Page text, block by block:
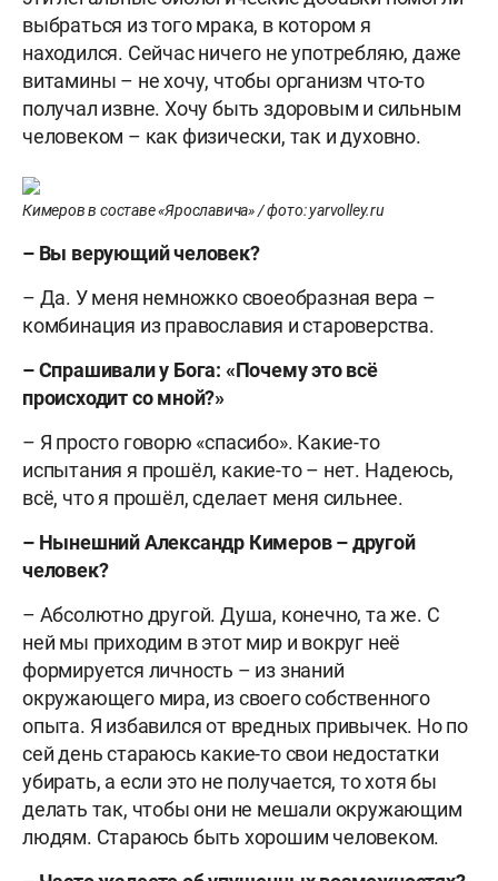
выбраться из того мрака, в котором я
находился. Сейчас ничего не употребляю, даже
витамины – не хочу, чтобы организм что-то
получал извне. Хочу быть здоровым и сильным
человеком – как физически, так и духовно.
Кимеров в составе «Ярославича» / фото: yarvolley.ru
– Вы верующий человек?
– Да. У меня немножко своеобразная вера –
комбинация из православия и староверства.
– Спрашивали у Бога: «Почему это всё
происходит со мной?»
– Я просто говорю «спасибо». Какие-то
испытания я прошёл, какие-то – нет. Надеюсь,
всё, что я прошёл, сделает меня сильнее.
– Нынешний Александр Кимеров – другой
человек?
– Абсолютно другой. Душа, конечно, та же. С
ней мы приходим в этот мир и вокруг неё
формируется личность – из знаний
окружающего мира, из своего собственного
опыта. Я избавился от вредных привычек. Но по
сей день стараюсь какие-то свои недостатки
убирать, а если это не получается, то хотя бы
делать так, чтобы они не мешали окружающим
людям. Стараюсь быть хорошим человеком.